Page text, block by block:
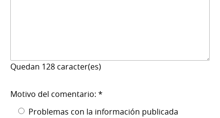
Quedan 128 caracter(es)
Motivo del comentario: *
Problemas con la información publicada